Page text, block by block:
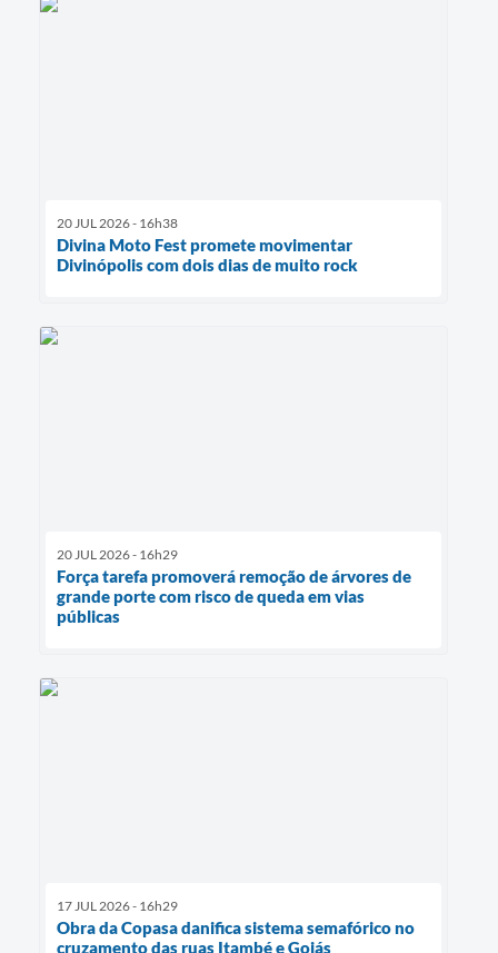
20 JUL 2026 - 16h38
Divina Moto Fest promete movimentar
Divinópolis com dois dias de muito rock
20 JUL 2026 - 16h29
Força tarefa promoverá remoção de árvores de
grande porte com risco de queda em vias
públicas
17 JUL 2026 - 16h29
Obra da Copasa danifica sistema semafórico no
cruzamento das ruas Itambé e Goiás